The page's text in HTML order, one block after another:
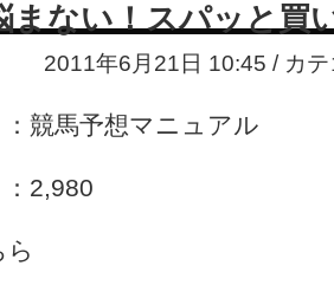
まない！スパッと買
2011年6月21日 10:45 / カ
競馬予想マニュアル